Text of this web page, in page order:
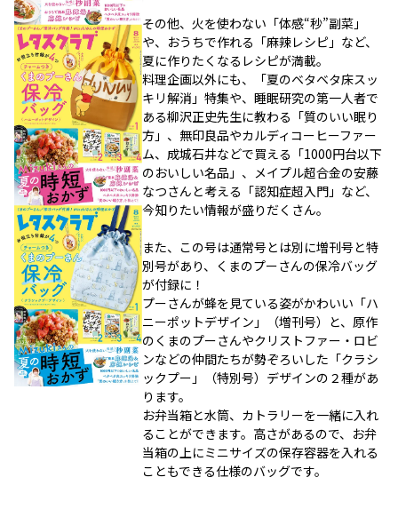
その他、火を使わない「体感“秒”副菜」
や、おうちで作れる「麻辣レシピ」など、
夏に作りたくなるレシピが満載。
料理企画以外にも、「夏のベタベタ床スッ
キリ解消」特集や、睡眠研究の第一人者で
ある柳沢正史先生に教わる「質のいい眠り
方」、無印良品やカルディコーヒーファー
ム、成城石井などで買える「1000円台以下
のおいしい名品」、メイプル超合金の安藤
なつさんと考える「認知症超入門」など、
今知りたい情報が盛りだくさん。
また、この号は通常号とは別に増刊号と特
別号があり、くまのプーさんの保冷バッグ
が付録に！
プーさんが蜂を見ている姿がかわいい「ハ
ニーポットデザイン」（増刊号）と、原作
のくまのプーさんやクリストファー・ロビ
ンなどの仲間たちが勢ぞろいした「クラシ
ックプー」（特別号）デザインの２種があ
ります。
お弁当箱と水筒、カトラリーを一緒に入れ
ることができます。高さがあるので、お弁
当箱の上にミニサイズの保存容器を入れる
こともできる仕様のバッグです。